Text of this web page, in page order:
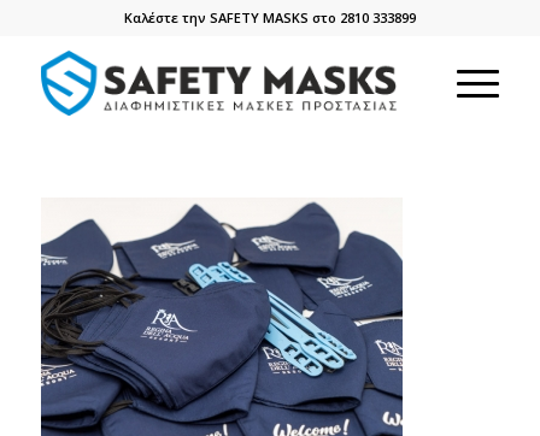
Καλέστε την SAFETY MASKS στο 2810 333899